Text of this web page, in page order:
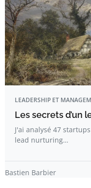
LEADERSHIP ET
Les secrets d’un
J'ai analysé 47
lead nurturing…
Bastien Barbier